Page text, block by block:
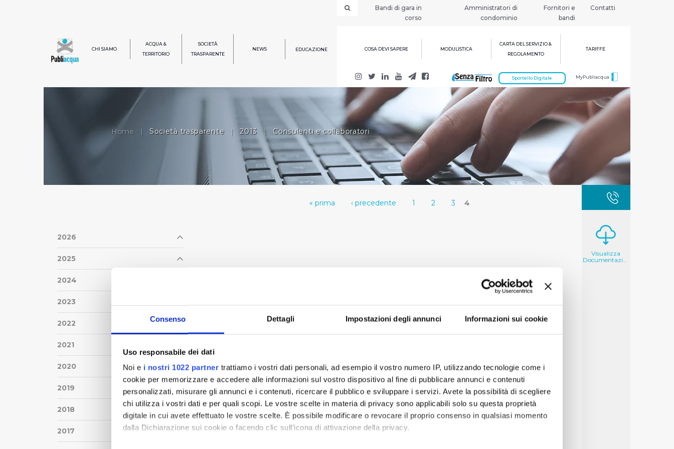
Consenso Dettagli Impostazioni degli annunci Informazioni sui cookie
Uso responsabile dei dati
Noi e i nostri 1022 partner trattiamo i vostri dati personali, ad esempio il vostro numero IP, utilizzando tecnologie come i
cookie per memorizzare e accedere alle informazioni sul vostro dispositivo al fine di pubblicare annunci e contenuti
personalizzati, misurare gli annunci e i contenuti, ricercare il pubblico e sviluppare i servizi. Avete la possibilità di scegliere
chi utilizza i vostri dati e per quali scopi. Le vostre scelte in materia di privacy sono applicabili solo su questa proprietà
digitale in cui avete effettuato le vostre scelte. È possibile modificare o revocare il proprio consenso in qualsiasi momento
dalla Dichiarazione sui cookie o facendo clic sull'icona di attivazione della privacy.
Bandi di gara in
corso
Amministratori di
condominio
Fornitori e
bandi
Contatti
CHI SIAMO
ACQUA &
TERRITORIO
SOCIETÀ
TRASPARENTE
NEWS EDUCAZIONE COSA DEVI SAPERE MODULISTICA
CARTA DEL SERVIZIO &
REGOLAMENTO
TARIFFE
MyPubliacqua
Sportello Digitale
Home | Società trasparente | 2013 | Consulenti e collaboratori
2026
2025
2024
2023
2022
2021
2020
2019
2018
2017
« prima ‹ precedente 1 2 3 4
Visualizza
Documentazione